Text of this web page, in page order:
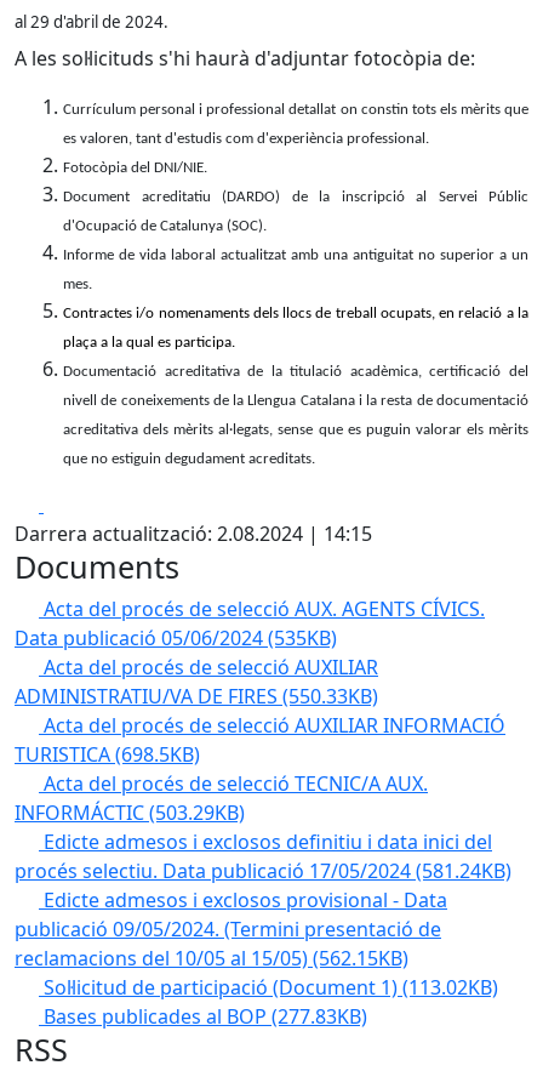
al 29 d'abril de 2024.
A les sol·licituds s'hi haurà d'adjuntar fotocòpia de:
Currículum personal i professional detallat on constin tots els mèrits que
es valoren, tant d'estudis com d'experiència professional.
Fotocòpia del DNI/NIE.
Document acreditatiu (DARDO) de la inscripció al Servei Públic
d'Ocupació de Catalunya (SOC).
Informe de vida laboral actualitzat amb una antiguitat no superior a un
mes.
Contractes i/o nomenaments dels llocs de treball ocupats, en relació a la
plaça a la qual es participa.
Documentació acreditativa de la titulació acadèmica, certificació del
nivell de coneixements de la Llengua Catalana i la resta de documentació
acreditativa dels mèrits al·legats, sense que es puguin valorar els mèrits
que no estiguin degudament acreditats.
Darrera actualització: 2.08.2024 | 14:15
Documents
Acta del procés de selecció AUX. AGENTS CÍVICS.
Data publicació 05/06/2024(535KB)
Acta del procés de selecció AUXILIAR
ADMINISTRATIU/VA DE FIRES (550.33KB)
Acta del procés de selecció AUXILIAR INFORMACIÓ
TURISTICA(698.5KB)
Acta del procés de selecció TECNIC/A AUX.
INFORMÁCTIC(503.29KB)
Edicte admesos i exclosos definitiu i data inici del
procés selectiu. Data publicació 17/05/2024(581.24KB)
Edicte admesos i exclosos provisional - Data
publicació 09/05/2024. (Termini presentació de
reclamacions del 10/05 al 15/05)(562.15KB)
Sol·licitud de participació (Document 1)(113.02KB)
Bases publicades al BOP (277.83KB)
RSS